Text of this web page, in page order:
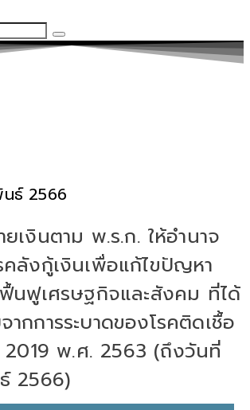
ธ์ 2566
ยเงินตาม พ.ร.ก. ให้อำนาจ
คลังกู้เงินเพื่อแก้ไขปัญหา
ฟื้นฟูเศรษฐกิจและสังคม ที่ได้
ากการระบาดของโรคติดเชื้อ
2019 พ.ศ. 2563 (ถึงวันที่
2566)